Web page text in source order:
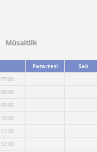
Müsaitlik
Pazartesi Salı
07:00
08:00
09:00
10:00
11:00
12:00